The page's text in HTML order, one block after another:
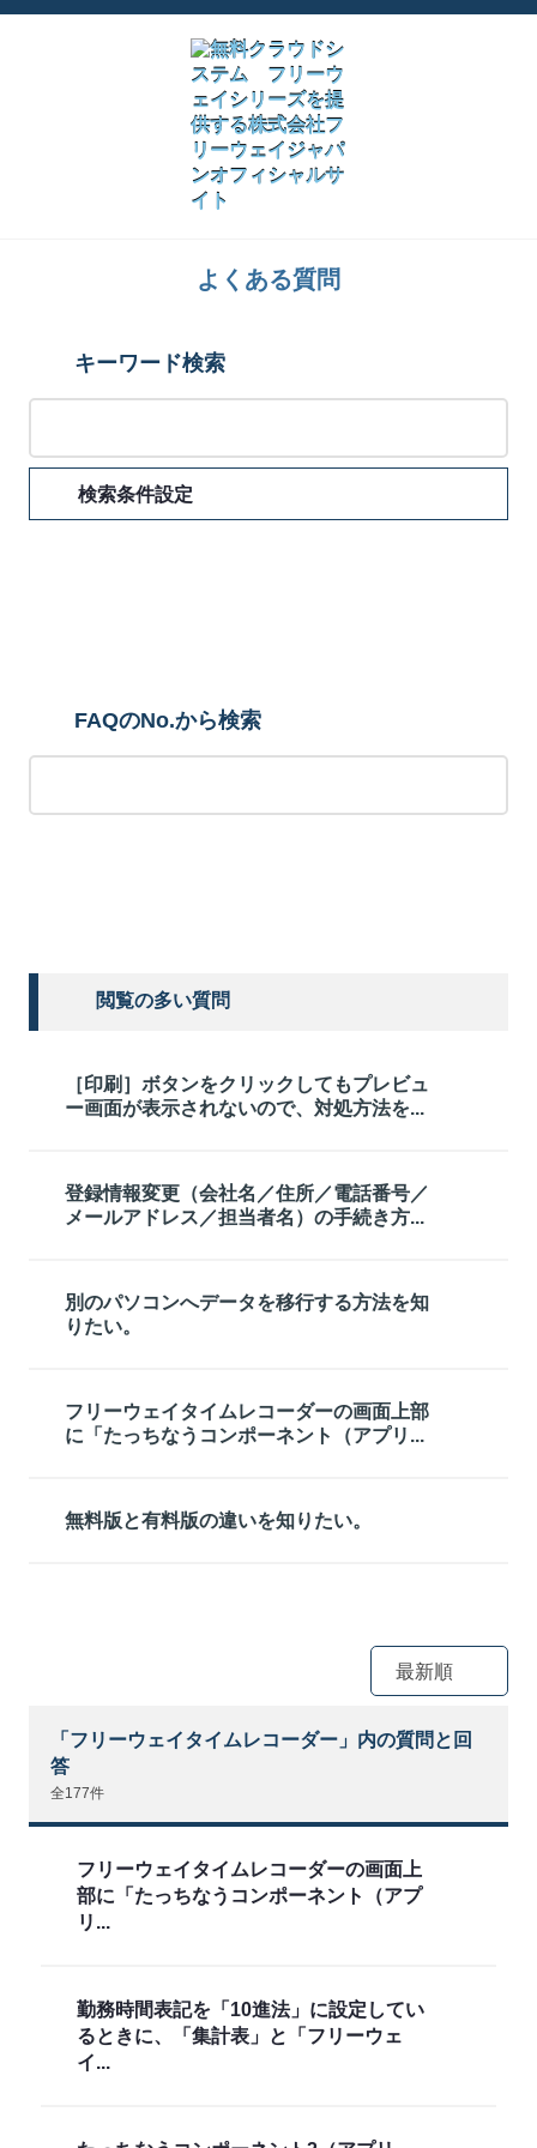
よくある質問
キーワード検索
検索条件設定
FAQのNo.から検索
閲覧の多い質問
［印刷］ボタンをクリックしてもプレビュ
ー画面が表示されないので、対処方法を...
登録情報変更（会社名／住所／電話番号／
メールアドレス／担当者名）の手続き方...
別のパソコンへデータを移行する方法を知
りたい。
フリーウェイタイムレコーダーの画面上部
に「たっちなうコンポーネント（アプリ...
無料版と有料版の違いを知りたい。
最新順
「フリーウェイタイムレコーダー」内の質問と回
答
全177件
フリーウェイタイムレコーダーの画面上
部に「たっちなうコンポーネント（アプ
リ...
勤務時間表記を「10進法」に設定してい
るときに、「集計表」と「フリーウェ
イ...